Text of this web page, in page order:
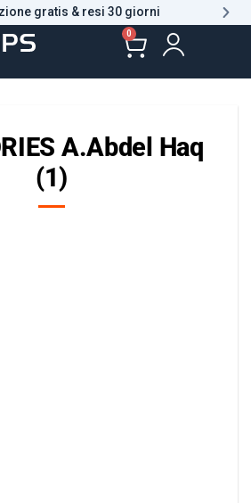
gratis & resi 30 giorni
0
A.Abdel Haq
(1)